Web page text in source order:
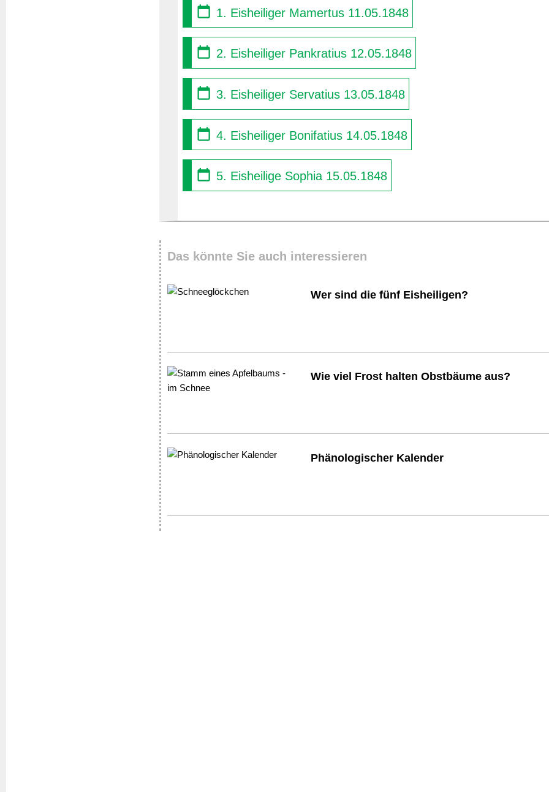
1. Eisheiliger Mamertus 11.05.1848
2. Eisheiliger Pankratius 12.05.1848
3. Eisheiliger Servatius 13.05.1848
4. Eisheiliger Bonifatius 14.05.1848
5. Eisheilige Sophia 15.05.1848
Das könnte Sie auch interessieren
Wer sind die fünf Eisheiligen?
Wie viel Frost halten Obstbäume aus?
Phänologischer Kalender